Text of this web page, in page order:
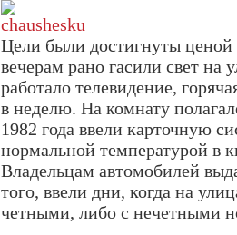
Цели были достигнуты
вечерам рано гасили свет на
работало телевидение,
в неделю. На комнату
1982 года ввели карточную
нормальной температурой в
Владельцам автомобилей
того, ввели дни, когда на
четными, либо с нечетными